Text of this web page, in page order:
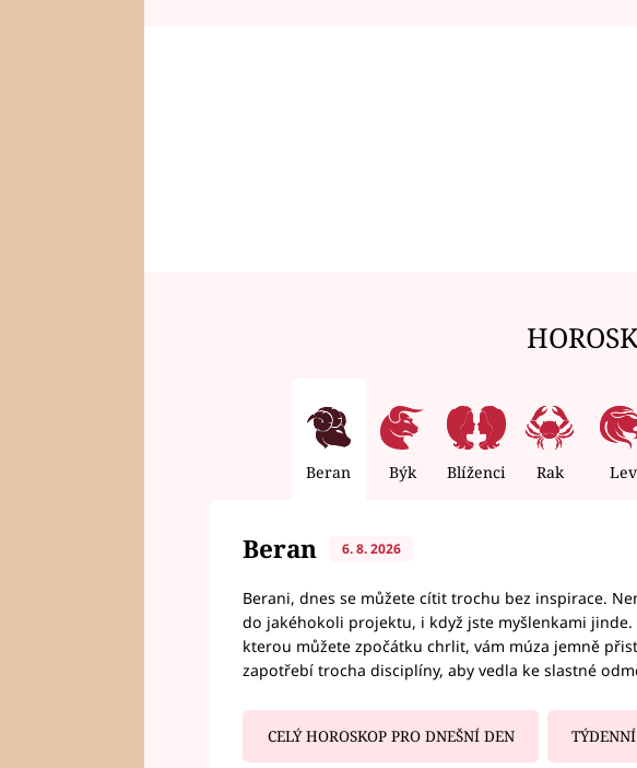
Beran Býk Blíženci Rak Lev
Beran 6. 8. 2026
Berani, dnes se můžete cítit trochu bez inspirace.
do jakéhokoli projektu, i když jste myšlenkami jinde.
kterou můžete zpočátku chrlit, vám múza jemně
zapotřebí trocha disciplíny, aby vedla ke slastné
CELÝ HOROSKOP PRO DNEŠNÍ DEN